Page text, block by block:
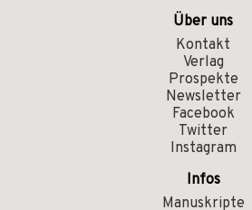
Über uns
Kontakt
Verlag
Prospekte
Newsletter
Facebook
Twitter
Instagram
Infos
Manuskripte